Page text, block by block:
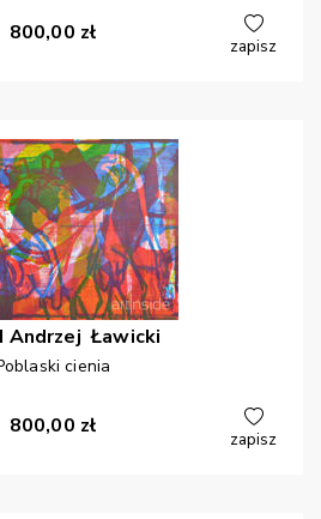
800,00 zł
zapisz
Andrzej Ławicki
cienia
800,00 zł
zapisz